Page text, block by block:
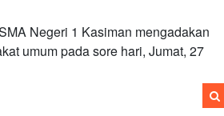
Negeri 1 Kasiman mengadakan
umum pada sore hari, Jumat, 27